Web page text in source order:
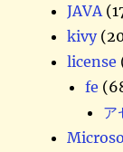
JAVA
kivy
license
fe
ア